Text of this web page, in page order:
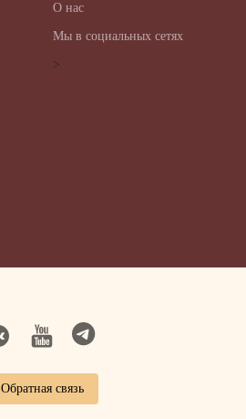
О нас
Мы в социальных сетях
>
Обратная связь